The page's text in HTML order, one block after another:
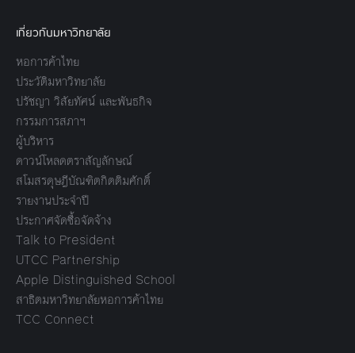
เกี่ยวกับมหาวิทยาลัย
หอการค้าไทย
ประวัติมหาวิทยาลัย
ปรัชญา วิสัยทัศน์ และพันธกิจ
กรรมการสภาฯ
ผู้บริหาร
ดาวน์โหลดตราสัญลักษณ์
สโมสรดุษฎีบัณฑิตกิตติมศักดิ์
รายงานประจำปี
ประกาศจัดซื้อจัดจ้าง
Talk to President
UTCC Partnership
Apple Distinguished School
สาธิตมหาวิทยาลัยหอการค้าไทย
TCC Connect